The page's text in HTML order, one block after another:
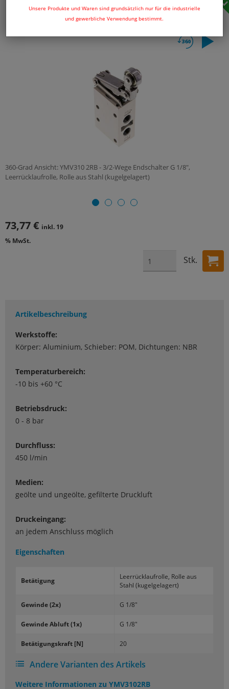
Unsere Produkte und Waren sind grundsätzlich nur für die industrielle
und gewerbliche Verwendung bestimmt.
360-Grad Ansicht: YMV310 2RB - 3/2-Wege Endschalter G 1/8",
Leerrücklaufrolle, Rolle aus Stahl (kugelgelagert)
73,77 € inkl. 19
% MwSt.
Stk.
Artikelbeschreibung
Werkstoffe:
Körper: Aluminium, Schieber: POM, Dichtungen: NBR
Temperaturbereich:
-10 bis +60 °C
Betriebsdruck:
0 - 8 bar
Durchfluss:
450 l/min
Medien:
geölte und ungeölte, gefilterte Druckluft
Druckeingang:
an jedem Anschluss möglich
Eigenschaften
Be­tä­ti­gung
Leer­rück­lauf­rol­le, Rolle aus
Stahl (ku­gel­ge­la­gert)
Ge­win­de (2x) G 1/8"
Ge­win­de Ab­luft (1x) G 1/8"
Be­tä­ti­gungs­kraft [N] 20
Andere Varianten des Artikels
Weitere Informationen zu YMV3102RB